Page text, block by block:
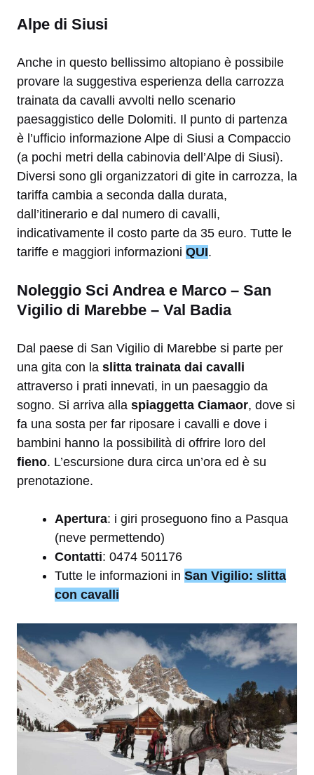
Alpe di Siusi
Anche in questo bellissimo altopiano è possibile
provare la suggestiva esperienza della carrozza
trainata da cavalli avvolti nello scenario
paesaggistico delle Dolomiti. Il punto di partenza
è l’ufficio informazione Alpe di Siusi a Compaccio
(a pochi metri della cabinovia dell’Alpe di Siusi).
Diversi sono gli organizzatori di gite in carrozza, la
tariffa cambia a seconda dalla durata,
dall’itinerario e dal numero di cavalli,
indicativamente il costo parte da 35 euro. Tutte le
tariffe e maggiori informazioni QUI.
Noleggio Sci Andrea e Marco – San
Vigilio di Marebbe – Val Badia
Dal paese di San Vigilio di Marebbe si parte per
una gita con la slitta trainata dai cavalli
attraverso i prati innevati, in un paesaggio da
sogno. Si arriva alla spiaggetta Ciamaor, dove si
fa una sosta per far riposare i cavalli e dove i
bambini hanno la possibilità di offrire loro del
fieno. L’escursione dura circa un’ora ed è su
prenotazione.
Apertura: i giri proseguono fino a Pasqua
(neve permettendo)
Contatti: 0474 501176
Tutte le informazioni in San Vigilio: slitta
con cavalli